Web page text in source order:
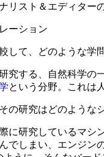
リスト＆エディター
ーション
して、どのような学
究する、自然科学の
という分野。これは
の研究はどのような
研究しているマシ
でしまい、エンジン